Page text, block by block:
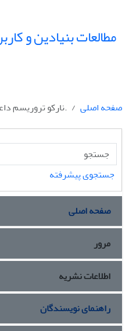
مطالعات بنیادین و
صفحه اصلی .نارکو تروریسم
جستجوی پیشرفته
صفحه اصلی
مرور
اطلاعات نشریه
راهنمای نویسندگان